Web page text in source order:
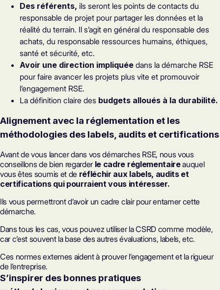
Des référents, ils seront les points de contacts du
responsable de projet pour partager les données et la
réalité du terrain. Il s’agit en général du responsable des
achats, du responsable ressources humains, éthiques,
santé et sécurité, etc.
Avoir une direction impliquée dans la démarche RSE
pour faire avancer les projets plus vite et promouvoir
l’engagement RSE.
La définition claire des budgets alloués à la durabilité.
Alignement avec la réglementation et les
méthodologies des labels, audits et certifications
Avant de vous lancer dans vos démarches RSE, nous vous
conseillons de bien regarder le cadre réglementaireauquel
vous êtes soumis et de réfléchir aux labels, audits et
certifications qui pourraient vous intéresser.
Ils vous permettront d’avoir un cadre clair pour entamer cette
démarche.
Dans tous les cas, vous pouvez utiliser laCSRDcomme modèle,
car c’est souvent la base des autres évaluations, labels, etc.
Ces normes externes aident à prouver l’engagement et la rigueur
de l’entreprise.
S’inspirer des bonnes pratiques